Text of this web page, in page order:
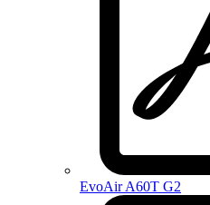
EvoAir A60T G2